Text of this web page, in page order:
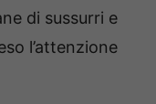
di sussurri e
l’attenzione